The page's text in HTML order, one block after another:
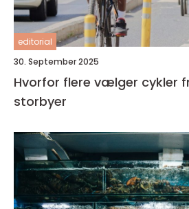
editorial
30. September 2025
Hvorfor flere vælger cykler
storbyer